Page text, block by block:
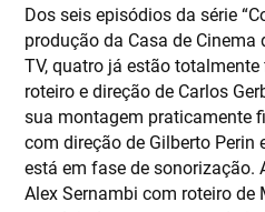
Dos seis episódios da série
produção da Casa de Cinema
TV, quatro já estão totalmente
roteiro e direção de Carlos
sua montagem praticamente
com direção de Gilberto Perin
está em fase de sonorização.
Alex Sernambi com roteiro de